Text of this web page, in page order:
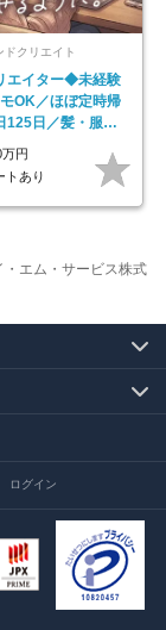
ドクリエイト
エイター◆未経験
OK／ほぼ定時帰
125日／髪・服・
業OK
円
トあり
・エム・サービス株式
ログイン